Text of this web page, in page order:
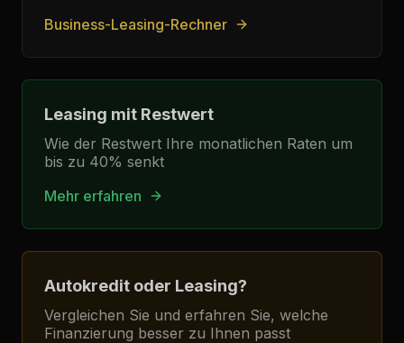
Business-Leasing-Rechner
Leasing mit Restwert
Wie der Restwert Ihre monatlichen Raten um
bis zu 40% senkt
Mehr erfahren
Autokredit oder Leasing?
Vergleichen Sie und erfahren Sie, welche
Finanzierung besser zu Ihnen passt